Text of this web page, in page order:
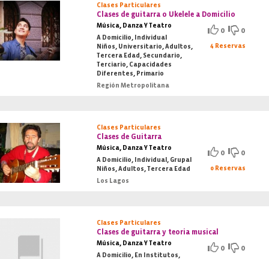
Clases Particulares
Clases de guitarra o Ukelele a Domicilio
Música, Danza Y Teatro
A Domicilio, Individual
Niños, Universitario, Adultos,
Tercera Edad, Secundario,
Terciario, Capacidades
Diferentes, Primario
Región Metropolitana
0 0
4 Reservas
Clases Particulares
Clases de Guitarra
Música, Danza Y Teatro
A Domicilio, Individual, Grupal
Niños, Adultos, Tercera Edad
Los Lagos
0 0
0 Reservas
Clases Particulares
Clases de guitarra y teoria musical
Música, Danza Y Teatro
A Domicilio, En Institutos,
0 0